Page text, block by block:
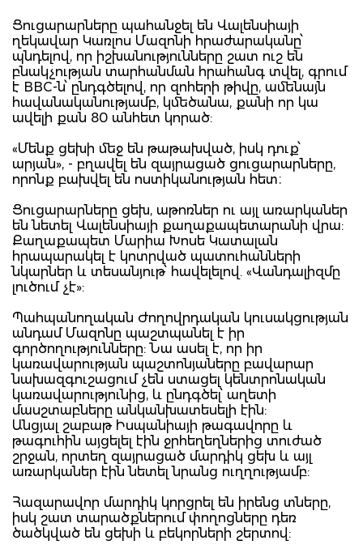
Ցուցարարները պահանջել են Վալենսիայի
ղեկավար Կառլոս Մազոնի հրաժարականը՝
պնդելով, որ իշխանությունները շատ ուշ են
բնակչության տարհանման հրահանգ տվել, գրում
է BBC-ն՝ ընդգծելով, որ զոհերի թիվը, ամենայն
հավանականությամբ, կմեծանա, քանի որ կա
ավելի քան 80 անհետ կորած:
«Մենք ցեխի մեջ են թաթախված, իսկ դուք՝
արյան», - բղավել են զայրացած ցուցարարները,
որոնք բախվել են ոստիկանության հետ։
Ցուցարարները ցեխ, աթոռներ ու այլ առարկաներ
են նետել Վալենսիայի քաղաքապետարանի վրա:
Քաղաքապետ Մարիա Խոսե Կատալան
հրապարակել է կոտրված պատուհանների
նկարներ և տեսանյութ՝ հավելելով. «Վանդալիզմը
լուծում չէ»:
Պահպանողական Ժողովրդական կուսակցության
անդամ Մազոնը պաշտպանել է իր
գործողությունները: Նա ասել է, որ իր
կառավարության պաշտոնյաները բավարար
նախազգուշացում չեն ստացել կենտրոնական
կառավարությունից, և ընդգծել՝ աղետի
մասշտաբները անկանխատեսելի էին:
Անցյալ շաբաթ Իսպանիայի թագավորը և
թագուհին այցելել էին ջրհեղեղներից տուժած
շրջան, որտեղ զայրացած մարդիկ ցեխ և այլ
առարկաներ էին նետել նրանց ուղղությամբ:
Հազարավոր մարդիկ կորցրել են իրենց տները,
իսկ շատ տարածքներում փողոցները դեռ
ծածկված են ցեխի և բեկորների շերտով: